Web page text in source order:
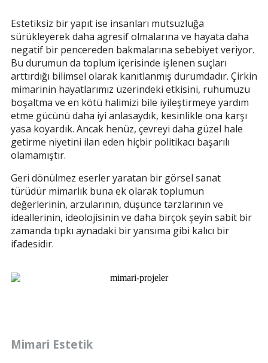
Estetiksiz bir yapıt ise insanları mutsuzluğa
sürükleyerek daha agresif olmalarına ve hayata daha
negatif bir pencereden bakmalarına sebebiyet veriyor.
Bu durumun da toplum içerisinde işlenen suçları
arttırdığı bilimsel olarak kanıtlanmış durumdadır. Çirkin
mimarinin hayatlarımız üzerindeki etkisini, ruhumuzu
boşaltma ve en kötü halimizi bile iyileştirmeye yardım
etme gücünü daha iyi anlasaydık, kesinlikle ona karşı
yasa koyardık. Ancak henüz, çevreyi daha güzel hale
getirme niyetini ilan eden hiçbir politikacı başarılı
olamamıştır.
Geri dönülmez eserler yaratan bir görsel sanat
türüdür mimarlık buna ek olarak toplumun
değerlerinin, arzularının, düşünce tarzlarının ve
ideallerinin, ideolojisinin ve daha birçok şeyin sabit bir
zamanda tıpkı aynadaki bir yansıma gibi kalıcı bir
ifadesidir.
Mimari Estetik